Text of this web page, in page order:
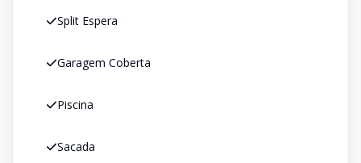
Split Espera
Garagem Coberta
Piscina
Sacada